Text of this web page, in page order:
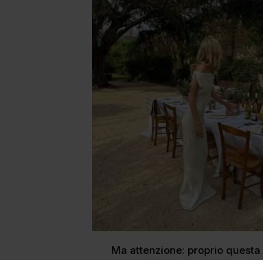
Ma attenzione: proprio questa